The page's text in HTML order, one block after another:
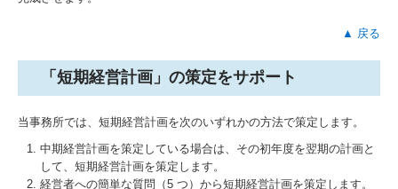
▲ 戻る
「短期経営計画」の策定をサポート
当事務所では、短期経営計画を次のいずれかの方法で策定します。
中期経営計画を策定している場合は、その初年度を翌期の計画と
して、短期経営計画を策定します。
経営者への簡単な質問（5 つ）から短期経営計画を策定します。